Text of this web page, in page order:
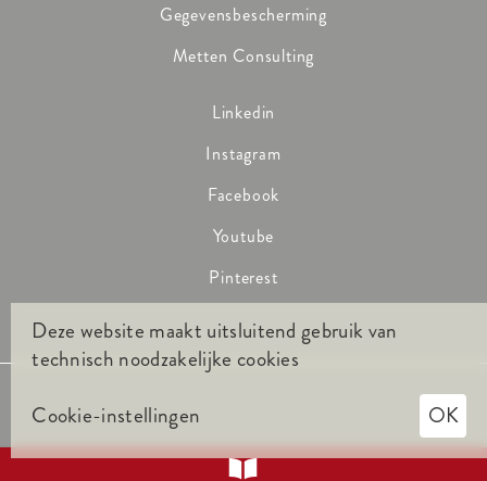
Gegevensbescherming
Metten Consulting
Linkedin
Instagram
Facebook
Youtube
Pinterest

Deze website maakt uitsluitend gebruik van
technisch noodzakelijke cookies
Cookie-instellingen
OK